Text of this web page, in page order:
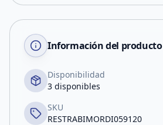
Información del producto
Disponibilidad
3 disponibles
SKU
RESTRABIMORDI059120